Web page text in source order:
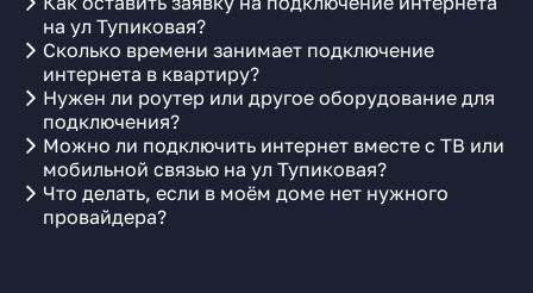
на ул Тупиковая?
Сколько времени занимает подключение
интернета в квартиру?
Нужен ли роутер или другое оборудование для
подключения?
Можно ли подключить интернет вместе с ТВ или
мобильной связью на ул Тупиковая?
Что делать, если в моём доме нет нужного
провайдера?